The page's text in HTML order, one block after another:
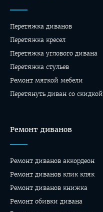
Перетяжка диванов
Перетяжка кресел
Перетяжка углового дивана
Перетяжка стульев
Ремонт мягкой мебели
Перетянуть диван со скидкой
Ремонт диванов
Ремонт диванов аккордеон
Ремонт диванов клик кляк
Ремонт диванов книжка
Ремонт обивки дивана